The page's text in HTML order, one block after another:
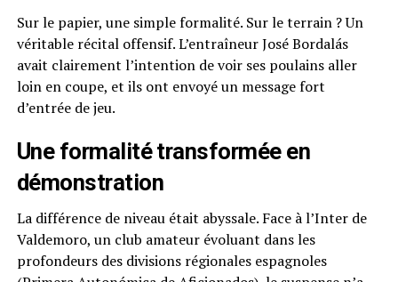
Sur le papier, une simple formalité. Sur le terrain ? Un
véritable récital offensif. L’entraîneur José Bordalás
avait clairement l’intention de voir ses poulains aller
loin en coupe, et ils ont envoyé un message fort
d’entrée de jeu.
Une formalité transformée en
démonstration
La différence de niveau était abyssale. Face à l’Inter de
Valdemoro, un club amateur évoluant dans les
profondeurs des divisions régionales espagnoles